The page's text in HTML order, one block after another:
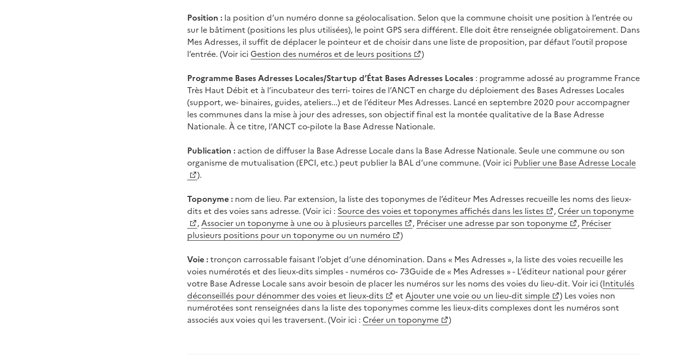
Position : la position d’un numéro donne sa géolocalisation. Selon que la commune choisit une position à l’entrée ou
sur le bâtiment (positions les plus utilisées), le point GPS sera différent. Elle doit être renseignée obligatoirement. Dans
Mes Adresses, il suffit de déplacer le pointeur et de choisir dans une liste de proposition, par défaut l’outil propose
l’entrée. (Voir ici Gestion des numéros et de leurs positions
)
Programme Bases Adresses Locales/Startup d’État Bases Adresses Locales : programme adossé au programme France
Très Haut Débit et à l’incubateur des terri- toires de l’ANCT en charge du déploiement des Bases Adresses Locales
(support, we- binaires, guides, ateliers...) et de l’éditeur Mes Adresses. Lancé en septembre 2020 pour accompagner
les communes dans la mise à jour des adresses, son objectif final est la montée qualitative de la Base Adresse
Nationale. À ce titre, l’ANCT co-pilote la Base Adresse Nationale.
Publication : action de diffuser la Base Adresse Locale dans la Base Adresse Nationale. Seule une commune ou son
organisme de mutualisation (EPCI, etc.) peut publier la BAL d’une commune. (Voir ici Publier une Base Adresse Locale
).
Toponyme : nom de lieu. Par extension, la liste des toponymes de l’éditeur Mes Adresses recueille les noms des lieux-
dits et des voies sans adresse. (Voir ici : Source des voies et toponymes affichés dans les listes , Créer un toponyme
,Associer un toponyme à une ou à plusieurs parcelles , Préciser une adresse par son toponyme , Préciser
plusieurs positions pour un toponyme ou un numéro
)
Voie :tronçon carrossable faisant l’objet d’une dénomination. Dans « Mes Adresses », la liste des voies recueille les
voies numérotés et des lieux-dits simples - numéros co- 73Guide de « Mes Adresses » - L’éditeur national pour gérer
votre Base Adresse Locale sans avoir besoin de placer les numéros sur les noms des voies du lieu-dit. Voir ici (Intitulés
déconseillés pour dénommer des voies et lieux-dits
et Ajouter une voie ou un lieu-dit simple
) Les voies non
numérotées sont renseignées dans la liste des toponymes comme les lieux-dits complexes dont les numéros sont
associés aux voies qui les traversent. (Voir ici : Créer un toponyme )